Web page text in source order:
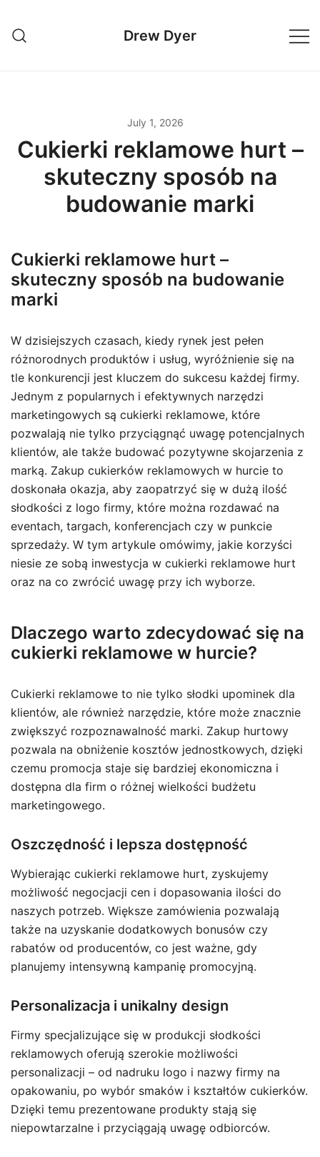
content
Drew Dyer
July 1, 2026
Cukierki reklamowe hurt –
skuteczny sposób na
budowanie marki
Cukierki reklamowe hurt –
skuteczny sposób na budowanie
marki
W dzisiejszych czasach, kiedy rynek jest pełen
różnorodnych produktów i usług, wyróżnienie się na
tle konkurencji jest kluczem do sukcesu każdej firmy.
Jednym z popularnych i efektywnych narzędzi
marketingowych są cukierki reklamowe, które
pozwalają nie tylko przyciągnąć uwagę potencjalnych
klientów, ale także budować pozytywne skojarzenia z
marką. Zakup cukierków reklamowych w hurcie to
doskonała okazja, aby zaopatrzyć się w dużą ilość
słodkości z logo firmy, które można rozdawać na
eventach, targach, konferencjach czy w punkcie
sprzedaży. W tym artykule omówimy, jakie korzyści
niesie ze sobą inwestycja w cukierki reklamowe hurt
oraz na co zwrócić uwagę przy ich wyborze.
Dlaczego warto zdecydować się na
cukierki reklamowe w hurcie?
Cukierki reklamowe to nie tylko słodki upominek dla
klientów, ale również narzędzie, które może znacznie
zwiększyć rozpoznawalność marki. Zakup hurtowy
pozwala na obniżenie kosztów jednostkowych, dzięki
czemu promocja staje się bardziej ekonomiczna i
dostępna dla firm o różnej wielkości budżetu
marketingowego.
Oszczędność i lepsza dostępność
Wybierając cukierki reklamowe hurt, zyskujemy
możliwość negocjacji cen i dopasowania ilości do
naszych potrzeb. Większe zamówienia pozwalają
także na uzyskanie dodatkowych bonusów czy
rabatów od producentów, co jest ważne, gdy
planujemy intensywną kampanię promocyjną.
Personalizacja i unikalny design
Firmy specjalizujące się w produkcji słodkości
reklamowych oferują szerokie możliwości
personalizacji – od nadruku logo i nazwy firmy na
opakowaniu, po wybór smaków i kształtów cukierków.
Dzięki temu prezentowane produkty stają się
niepowtarzalne i przyciągają uwagę odbiorców.